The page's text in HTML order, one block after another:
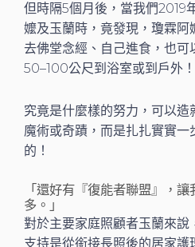
但時隔5個月後，當我們2019
嬤及玉蘭時，竟發現，瓊霖
去佛堂念經、自己進食，也可
50–100公尺到浴室或到戶外！
究竟是什麼樣的努力，可以
魔術或奇蹟，而是扎扎實實
的！
「還好有『復能者聯盟』，
多。」
對於主要家庭照顧者玉蘭來說
支持是從銜接長照後的居家